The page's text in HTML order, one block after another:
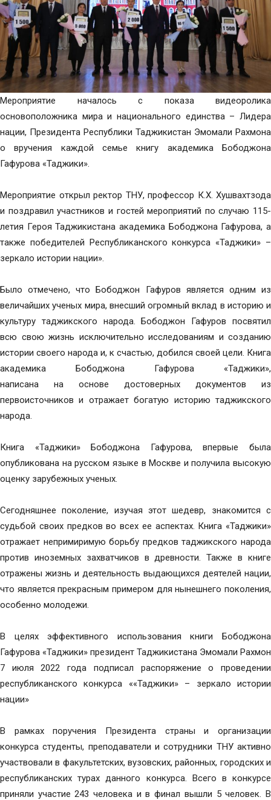
Мероприятие началось с показа видеоролика
основоположника мира и национального единства – Лидера
нации, Президента Республики Таджикистан Эмомали Рахмона
о вручения каждой семье книгу академика Бободжона
Гафурова «Таджики».
Мероприятие открыл ректор ТНУ, профессор К.Х. Хушвахтзода
и поздравил участников и гостей мероприятий по случаю 115-
летия Героя Таджикистана академика Бободжона Гафурова, а
также победителей Республиканского конкурса «Таджики» –
зеркало истории нации».
Было отмечено, что Бободжон Гафуров является одним из
величайших ученых мира, внесший огромный вклад в историю и
культуру таджикского народа. Бободжон Гафуров посвятил
всю свою жизнь исключительно исследованиям и созданию
истории своего народа и, к счастью, добился своей цели. Книга
академика Бободжона Гафурова «Таджики»,
написана на основе достоверных документов из
первоисточников и отражает богатую историю таджикского
народа.
Книга «Таджики» Бободжона Гафурова, впервые была
опубликована на русском языке в Москве и получила высокую
оценку зарубежных ученых.
Сегодняшнее поколение, изучая этот шедевр, знакомится с
судьбой своих предков во всех ее аспектах. Книга «Таджики»
отражает непримиримую борьбу предков таджикского народа
против иноземных захватчиков в древности. Также в книге
отражены жизнь и деятельность выдающихся деятелей нации,
что является прекрасным примером для нынешнего поколения,
особенно молодежи.
В целях эффективного использования книги Бободжона
Гафурова «Таджики» президент Таджикистана Эмомали Рахмон
7 июля 2022 года подписал распоряжение о проведении
республиканского конкурса ««Таджики» – зеркало истории
нации»
В рамках поручения Президента страны и организации
конкурса студенты, преподаватели и сотрудники ТНУ активно
участвовали в факультетских, вузовских, районных, городских и
республиканских турах данного конкурса. Всего в конкурсе
приняли участие 243 человека и в финал вышли 5 человек. В